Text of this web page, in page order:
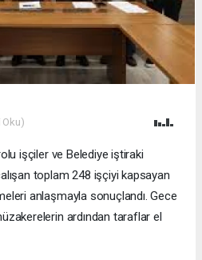
Oku)
işçiler ve Belediye iştiraki
toplam 248 işçiyi kapsayan
anlaşmayla sonuçlandı. Gece
ardından taraflar el